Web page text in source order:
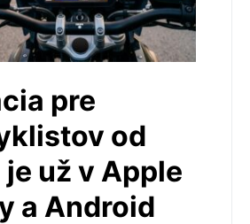
pre
od
už v Apple
a Android